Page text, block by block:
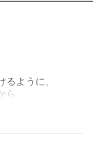
力仕事が多い
ように、
ら
す。